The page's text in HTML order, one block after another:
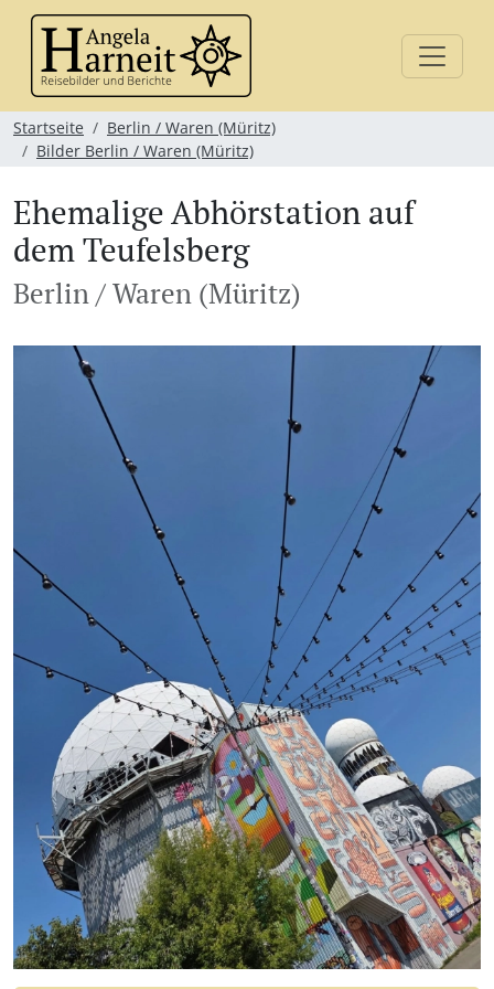
Startseite
Berlin / Waren (Müritz)
Bilder Berlin / Waren (Müritz)
Ehemalige Abhörstation auf
dem Teufelsberg
Berlin / Waren (Müritz)